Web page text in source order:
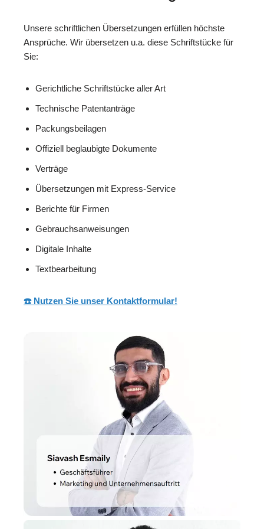
Unsere schriftlichen Übersetzungen erfüllen höchste
Ansprüche. Wir übersetzen u.a. diese Schriftstücke für
Sie:
Gerichtliche Schriftstücke aller Art
Technische Patentanträge
Packungsbeilagen
Offiziell beglaubigte Dokumente
Verträge
Übersetzungen mit Express-Service
Berichte für Firmen
Gebrauchsanweisungen
Digitale Inhalte
Textbearbeitung
☎️ Nutzen Sie unser Kontaktformular!